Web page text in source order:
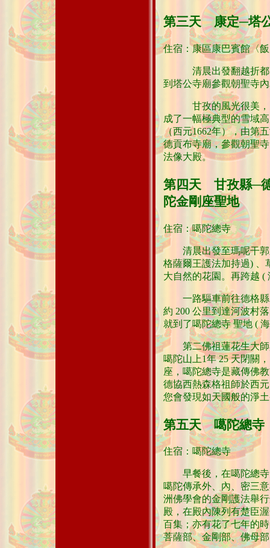
第三天 康定─塔
住宿：康區康巴賓館〈
清晨出發翻越折都山
到塔公寺廟參觀朝聖寺
甘孜的風光很美，雪
成了一幅極典型的雪域
（西元1662年），由第
德貢布寺廟，參觀朝聖
法像大殿。
第四天 甘孜縣─
陀金剛座聖地
住宿：噶陀總寺
清晨出發至瑪呢干郭
格薩爾王護法加持過) 、
大自然的花園。再跨越 (
一路驅車前往德格縣
約 200 公里到達河波村
就到了噶陀總寺 聖地 (
第二佛祖蓮花生大師
噶陀山上1年 25 天閉關
座，噶陀總寺是藏傳佛
德協西熱森格祖師於西
您會發現如天國般的淨
第五天 噶陀總寺
住宿：噶陀總寺
早餐後，在噶陀總寺
噶陀傳承外、內、密三
洲佛學會的金剛護法舉
殿，在殿內陳列有楚臣
百集；亦有花了七年的
菩薩部、金剛部、佛母